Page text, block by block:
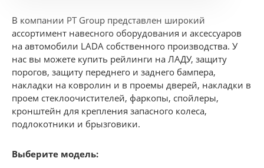
В компании PT Group представлен широкий
ассортимент навесного оборудования и аксессуаров
на автомобили LADA собственного производства. У
нас вы можете купить рейлинги на ЛАДУ, защиту
порогов, защиту переднего и заднего бампера,
накладки на ковролин и в проемы дверей, накладки в
проем стеклоочистителей, фаркопы, спойлеры,
кронштейн для крепления запасного колеса,
подлокотники и брызговики.
Выберите модель: